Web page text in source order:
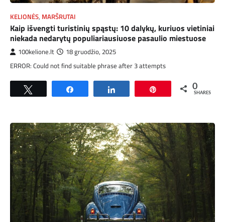
KELIONĖS, MARŠRUTAI
Kaip išvengti turistinių spąstų: 10 dalykų, kuriuos vietiniai
niekada nedarytų populiariausiuose pasaulio miestuose
100kelione.lt 18 gruodžio, 2025
ERROR: Could not find suitable phrase after 3 attempts
0
SHARES